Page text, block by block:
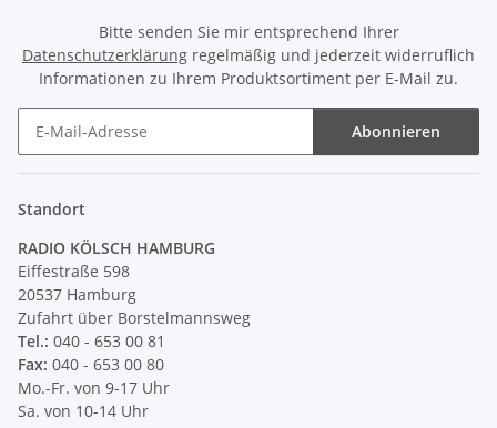
Bitte senden Sie mir entsprechend Ihrer
Datenschutzerklärung regelmäßig und jederzeit widerruflich
Informationen zu Ihrem Produktsortiment per E-Mail zu.
Abonnieren
Standort
RADIO KÖLSCH HAMBURG
Eiffestraße 598
20537 Hamburg
Zufahrt über Borstelmannsweg
Tel.: 040 - 653 00 81
Fax: 040 - 653 00 80
Mo.-Fr. von 9-17 Uhr
Sa. von 10-14 Uhr